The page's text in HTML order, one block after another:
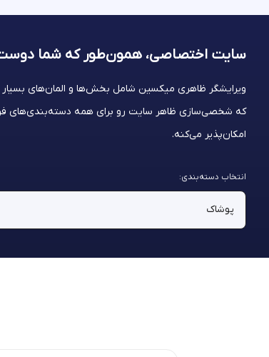
سایت اختصاصی، همون‌طور که شما دوست
ویرایشگر ظاهری میکسین شامل بخش‌ها و المان‌های بسیار
که شخصی‌سازی ظاهر سایت رو برای همه دسته‌بندی‌های
امکان‌پذیر می‌کنه.
انتخاب دسته‌بندی: